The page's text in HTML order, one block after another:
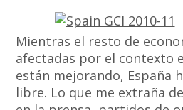
Mientras el resto de
afectadas por el contexto
están mejorando, España
libre. Lo que me extraña